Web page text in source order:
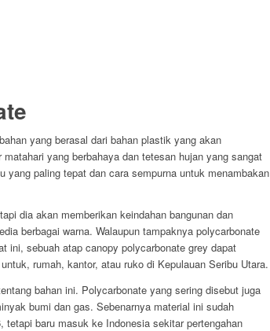
yang berasal dari bahan plastik yang akan
yang berbahaya dan tetesan hujan yang sangat
yang paling tepat dan cara sempurna untuk menambakan
dia akan memberikan keindahan bangunan dan
berbagai warna. Walaupun tampaknya polycarbonate
ini, sebuah atap canopy polycarbonate grey dapat
rumah, kantor, atau ruko di Kepulauan Seribu Utara.
bahan ini. Polycarbonate yang sering disebut juga
bumi dan gas. Sebenarnya material ini sudah
baru masuk ke Indonesia sekitar pertengahan